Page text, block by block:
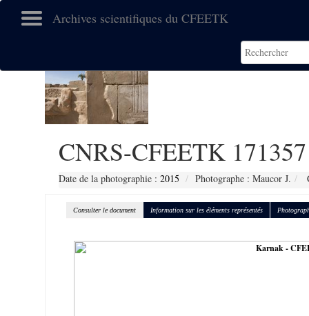
Archives scientifiques du CFEETK
CNRS-CFEETK 171357
Date de la photographie : 2015 Photographe : Maucor J.
Consulter le document Information sur les éléments représentés